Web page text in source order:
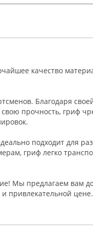
качество
Благодаря
прочность, гриф
подходит для
гриф легко
Мы предлагаем вам
и привлекательной